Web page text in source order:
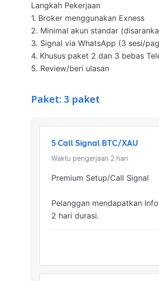
Langkah Pekerjaan
1. Broker menggunakan Exness
2. Minimal akun standar
3. Signal via WhatsApp (3 sesi/
4. Khusus paket 2 dan 3 bebas
5. Review/beri ulasan
Paket: 3 paket
5 Call Signal BTC/XAU
Waktu pengerjaan 2 hari
Premium Setup/Call Signal
Pelanggan mendapatkan
2 hari durasi.